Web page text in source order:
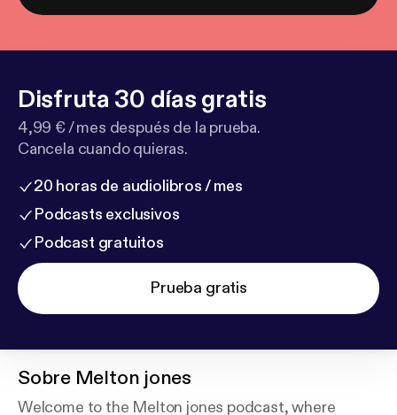
Disfruta 30 días gratis
4,99 € / mes después de la prueba.
Cancela cuando quieras.
20 horas de audiolibros / mes
Podcasts exclusivos
Podcast gratuitos
Prueba gratis
Sobre Melton jones
Welcome to the Melton jones podcast, where